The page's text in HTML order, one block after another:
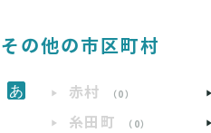
その他の市区町村
赤村 （0）
糸田町 （0）